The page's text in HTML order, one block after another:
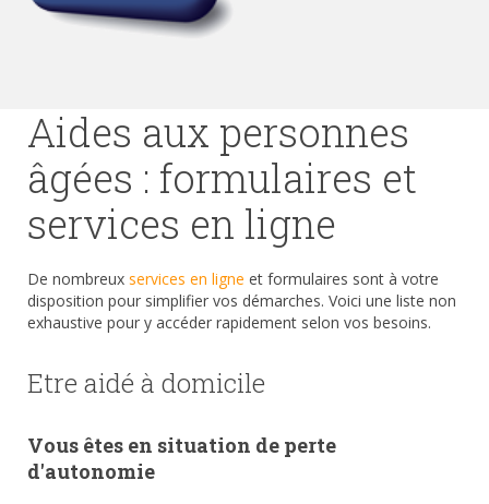
Aides aux personnes
âgées : formulaires et
services en ligne
De nombreux services en ligne et formulaires sont à votre
disposition pour simplifier vos démarches. Voici une liste non
exhaustive pour y accéder rapidement selon vos besoins.
Etre aidé à domicile
Vous êtes en situation de perte
d'autonomie